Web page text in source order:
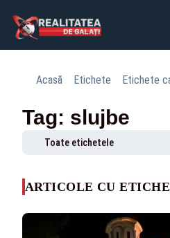
Acasă Etichete Etichete
Tag: slujbe
Toate etichetele
ARTICOLE CU